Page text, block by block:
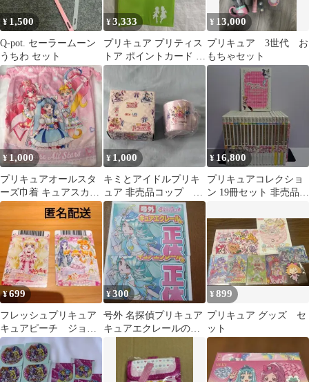
¥ 1,500
Q-pot. セーラームーン
うちわ セット
¥3,333
プリキュア プリティス
トア ポイントカード 景
品 不織布 ショッピング
¥ 13,000
プリキュア 3世代 お
もちゃセット
¥ 1,000
プリキュアオールスタ
ーズ巾着 キュアスカイ
キュアプレシャス キュ
アサマー非売品
¥ 1,000
キミとアイドルプリキ
ュア 非売品コップ お
まけ付き
¥ 16,800
プリキュアコレクショ
ン 19冊セット 非売品イ
ク&1冊付き
¥699
フレッシュプリキュア
キュアピーチ ジョイ
フル 非売品
¥300
号外 名探偵プリキュア
キュアエクレールの正
非売品
¥899
プリキュア グッズ セ
ット